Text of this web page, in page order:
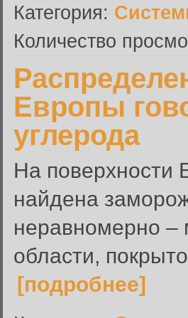
Категория:
Количество
Европы
углерода
На поверхности
найдена
неравномерно –
области,
[подробнее]